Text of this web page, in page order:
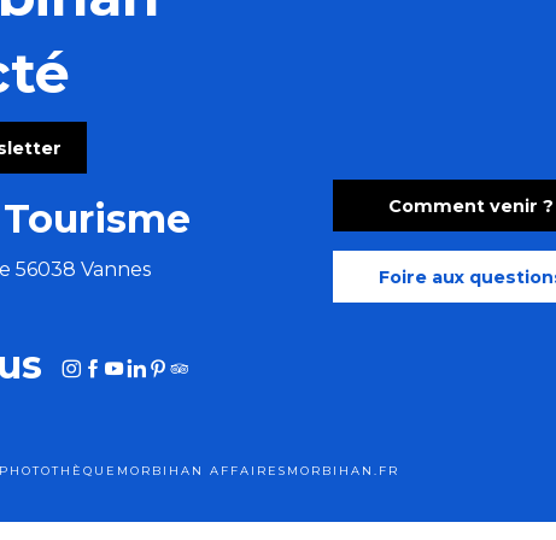
le souffle
56038 Vannes
Comment venir ?
Foire aux
PHOTOTHÈQUE MORBIHAN AFFAIRES MORBIHAN.FR